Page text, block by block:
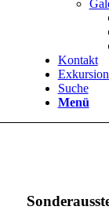
Kontakt
Suche
Menü